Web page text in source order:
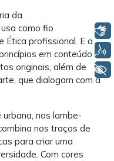
da
como fio
Ética profissional. E a
em conteúdo e
originais, além de
que dialogam com a
nos lambe-
nos traços de
para criar uma
Com cores
Libras
Voz
Acessibilidade